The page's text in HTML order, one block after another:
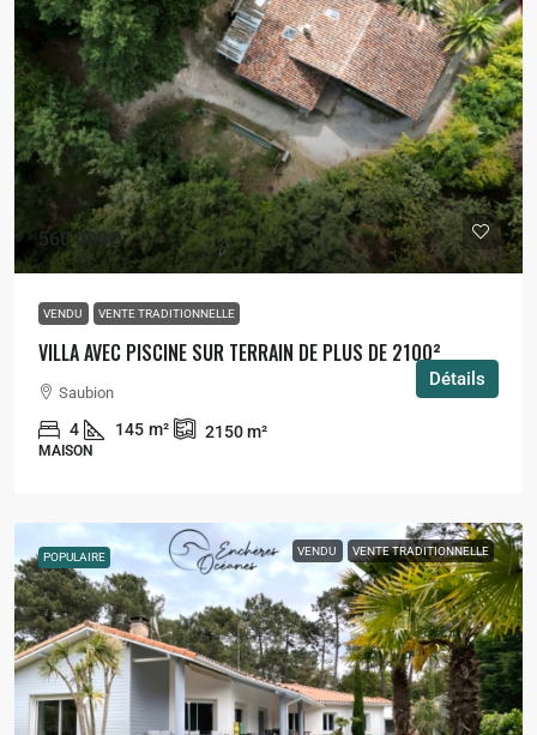
560 000€
VENDU VENTE TRADITIONNELLE
VILLA AVEC PISCINE SUR TERRAIN DE PLUS DE 2100²
Saubion
4 145 m² 2150m²
MAISON
Détails
POPULAIRE VENDU VENTE TRADITIONNELLE